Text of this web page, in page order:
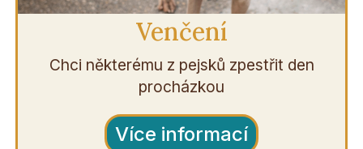
Venčení
Chci některému z pejsků zpestřit den
procházkou
Více informací